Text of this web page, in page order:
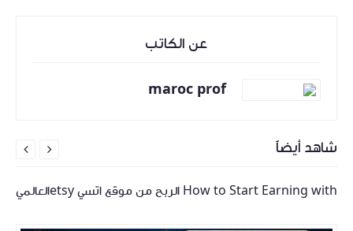
عن الكاتب
maroc prof
شاهد أيضاً
How to Start Earning with الربح من موقع اتسي etsyالعالمي

